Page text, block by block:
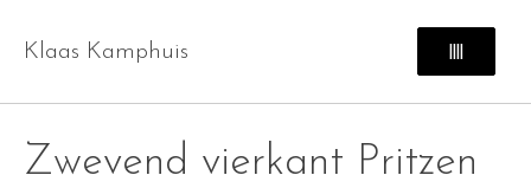
Klaas Kamphuis
Zwevend vierkant Pritzen